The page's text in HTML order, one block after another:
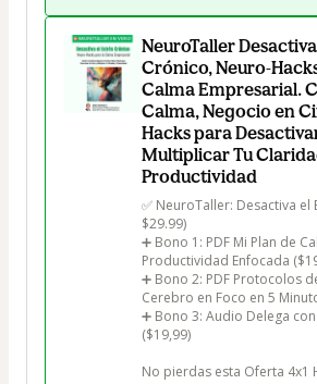
NeuroTaller
Crónico, Neuro-
Calma Empresarial.
Calma, Negocio en
Hacks para
Multiplicar Tu
Productividad
✅ NeuroTaller: Desactiva el
$29.99)
➕ Bono 1: PDF Mi Plan de
Productividad Enfocada
➕ Bono 2: PDF Protocolos
Cerebro en Foco en 5
➕ Bono 3: Audio Delega
($19,99)
No pierdas esta Oferta 4x1